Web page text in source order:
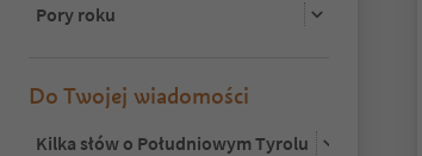
Pory roku
Do Twojej wiadomości
Kilka słów o Południowym Tyrolu